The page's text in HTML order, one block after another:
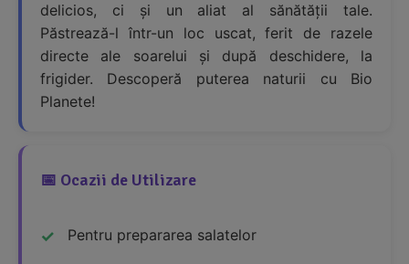
delicios, ci și un aliat al sănătății tale.
Păstrează-l într-un loc uscat, ferit de razele
directe ale soarelui și după deschidere, la
frigider. Descoperă puterea naturii cu Bio
Planete!
📅 Ocazii de Utilizare
Pentru prepararea salatelor